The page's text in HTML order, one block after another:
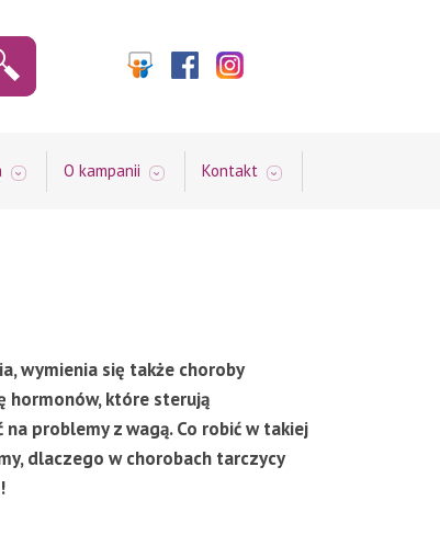
O kampanii Kontakt
wymienia się także choroby
hormonów, które sterują
problemy z wagą. Co robić w takiej
dlaczego w chorobach tarczycy